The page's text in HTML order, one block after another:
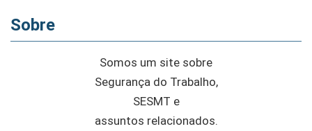
Sobre
Somos um site sobre
Segurança do Trabalho,
SESMT e
assuntos relacionados.